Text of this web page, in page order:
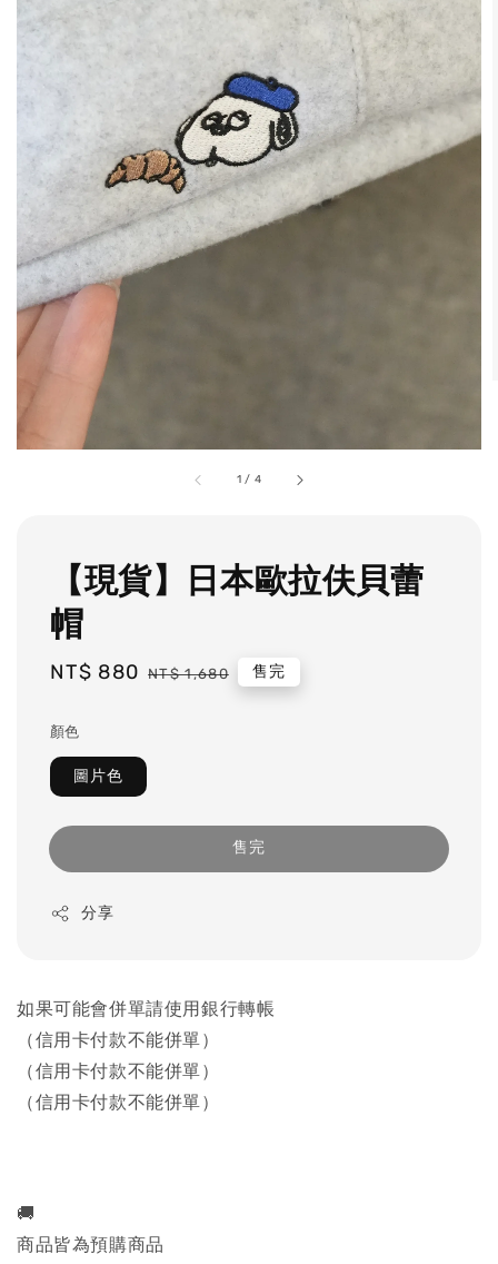
1 / 4
【現貨】日本歐拉伕貝蕾
帽
Sale
NT$ 880 Regular
NT$ 1,680 售完
顏色
圖片色
售完
分享
如果可能會併單請使用銀行轉帳
（信用卡付款不能併單）
（信用卡付款不能併單）
（信用卡付款不能併單）
🚚
商品皆為預購商品